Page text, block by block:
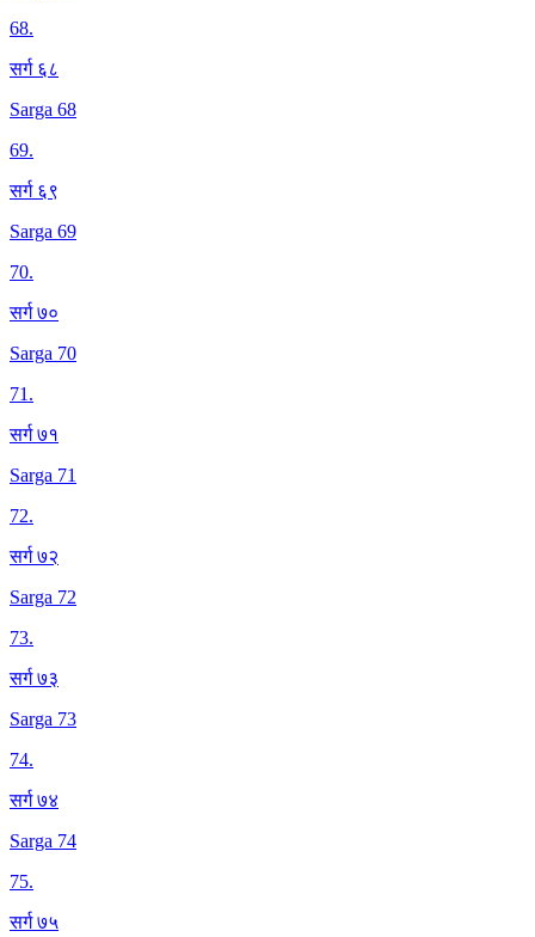
68.
सर्ग ६८
Sarga 68
69.
सर्ग ६९
Sarga 69
70.
सर्ग ७०
Sarga 70
71.
सर्ग ७१
Sarga 71
72.
सर्ग ७२
Sarga 72
73.
सर्ग ७३
Sarga 73
74.
सर्ग ७४
Sarga 74
75.
सर्ग ७५